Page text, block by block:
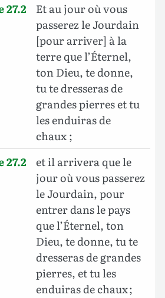
27.2
Et au jour où vous
passerez le Jourdain
[pour arriver] à la
terre que l’Éternel,
ton Dieu, te donne,
tu te dresseras de
grandes pierres et tu
les enduiras de
chaux ;
27.2 et il arrivera que le
jour où vous passerez
le Jourdain, pour
entrer dans le pays
que l’Éternel, ton
Dieu, te donne, tu te
dresseras de grandes
pierres, et tu les
enduiras de chaux ;